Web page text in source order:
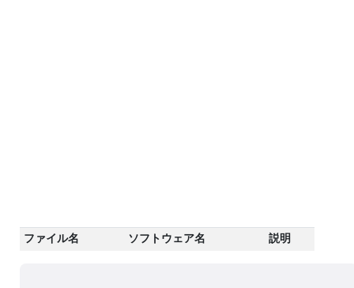
ファイル名 ソフトウェア名 説明